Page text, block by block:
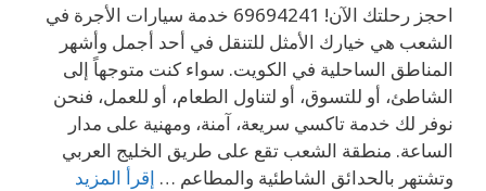
احجز رحلتك الآن! 69694241 خدمة سيارات الأجرة في
الشعب هي خيارك الأمثل للتنقل في أحد أجمل وأشهر
المناطق الساحلية في الكويت. سواء كنت متوجهاً إلى
الشاطئ، أو للتسوق، أو لتناول الطعام، أو للعمل، فنحن
نوفر لك خدمة تاكسي سريعة، آمنة، ومهنية على مدار
الساعة. منطقة الشعب تقع على طريق الخليج العربي
وتشتهر بالحدائق الشاطئية والمطاعم … إقرأ المزيد